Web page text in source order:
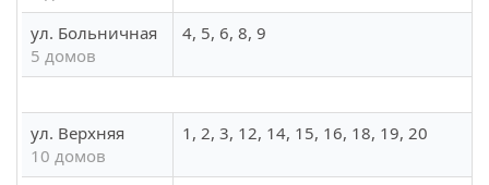
ул. Больничная
5 домов
4, 5, 6, 8, 9
ул. Верхняя
10 домов
1, 2, 3, 12, 14, 15, 16, 18, 19, 20